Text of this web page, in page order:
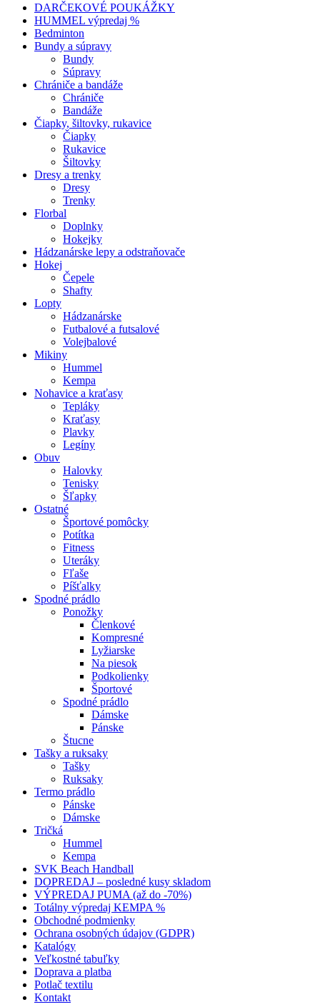
DARČEKOVÉ POUKÁŽKY
HUMMEL výpredaj %
Bedminton
Bundy a súpravy
Bundy
Súpravy
Chrániče a bandáže
Chrániče
Bandáže
Čiapky, šiltovky, rukavice
Čiapky
Rukavice
Šiltovky
Dresy a trenky
Dresy
Trenky
Florbal
Doplnky
Hokejky
Hádzanárske lepy a odstraňovače
Hokej
Čepele
Shafty
Lopty
Hádzanárske
Futbalové a futsalové
Volejbalové
Mikiny
Hummel
Kempa
Nohavice a kraťasy
Tepláky
Kraťasy
Plavky
Legíny
Obuv
Halovky
Tenisky
Šľapky
Ostatné
Športové pomôcky
Potítka
Fitness
Uteráky
Fľaše
Píšťalky
Spodné prádlo
Ponožky
Členkové
Kompresné
Lyžiarske
Na piesok
Podkolienky
Športové
Spodné prádlo
Dámske
Pánske
Štucne
Tašky a ruksaky
Tašky
Ruksaky
Termo prádlo
Pánske
Dámske
Tričká
Hummel
Kempa
SVK Beach Handball
DOPREDAJ – posledné kusy skladom
VÝPREDAJ PUMA (až do -70%)
Totálny výpredaj KEMPA %
Obchodné podmienky
Ochrana osobných údajov (GDPR)
Katalógy
Veľkostné tabuľky
Doprava a platba
Potlač textilu
Kontakt